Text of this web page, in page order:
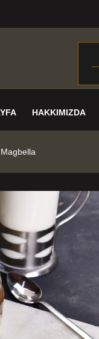
HAKKIMIZDA